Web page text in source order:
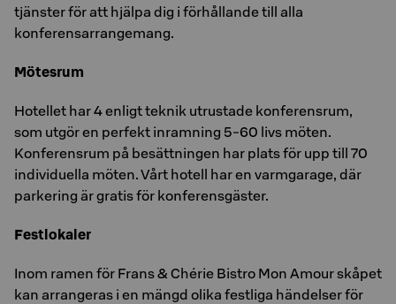
tjänster för att hjälpa dig i förhållande till alla
konferensarrangemang.
Mötesrum
Hotellet har 4 enligt teknik utrustade konferensrum,
som utgör en perfekt inramning 5-60 livs möten.
Konferensrum på besättningen har plats för upp till 70
individuella möten. Vårt hotell har en varmgarage, där
parkering är gratis för konferensgäster.
Festlokaler
Inom ramen för Frans & Chérie Bistro Mon Amour skåpet
kan arrangeras i en mängd olika festliga händelser för